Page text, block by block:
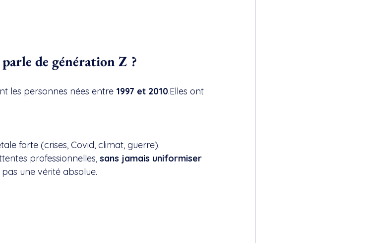
de génération Z ?
les personnes nées entre 1997 et 2010.Elles ont
forte (crises, Covid, climat, guerre).
professionnelles, sans jamais uniformiser
pas une vérité absolue.